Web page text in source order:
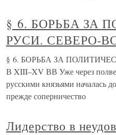
§ 6. БОРЬБА ЗА
РУСИ. СЕВЕРО-
§ 6. БОРЬБА ЗА
В XIII–XV ВВ Уже через
русскими князьями началась
прежде соперничество
Лидерство в